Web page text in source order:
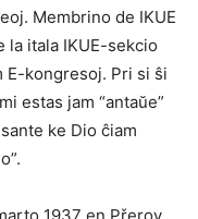
Membrino de IKUE
la itala IKUE-sekcio
E-kongresoj. Pri si ŝi
estas jam “antaŭe”
ke Dio ĉiam